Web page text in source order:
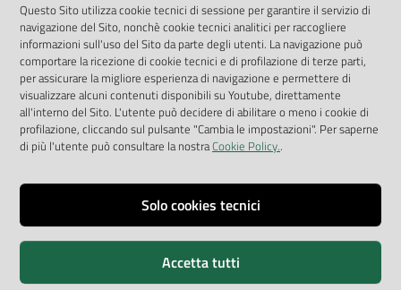
App Arpav
Rapporti regionali annuali
Le Infografiche
Dispenser dati
Vai alla pagina
Privacy
Questo Sito utilizza cookie tecnici di sessione per garantire il servizio di
navigazione del Sito, nonchè cookie tecnici analitici per raccogliere
informazioni sull'uso del Sito da parte degli utenti. La navigazione può
comportare la ricezione di cookie tecnici e di profilazione di terze parti,
per assicurare la migliore esperienza di navigazione e permettere di
visualizzare alcuni contenuti disponibili su Youtube, direttamente
all'interno del Sito. L'utente può decidere di abilitare o meno i cookie di
profilazione, cliccando sul pulsante "Cambia le impostazioni". Per saperne
di più l'utente può consultare la nostraCookie Policy..
Solo cookies tecnici
Accetta tutti